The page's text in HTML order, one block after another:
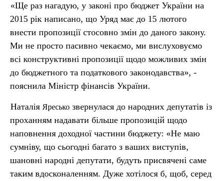
«Ще раз нагадую, у законі про бюджет України на
2015 рік написано, що Уряд має до 15 лютого
внести пропозиції стосовно змін до даного закону.
Ми не просто пасивно чекаємо, ми вислуховуємо
всі конструктивні пропозиції щодо можливих змін
до бюджетного та податкового законодавства», -
пояснила Міністр фінансів України.
Наталія Яресько звернулася до народних депутатів із
проханням надавати більше пропозицій щодо
наповнення доходної частини бюджету: «Не маю
сумніву, що сьогодні багато з ваших виступів,
шановні народні депутати, будуть присвячені саме
таким вдосконаленням. Дуже хотілося б, щоб, серед